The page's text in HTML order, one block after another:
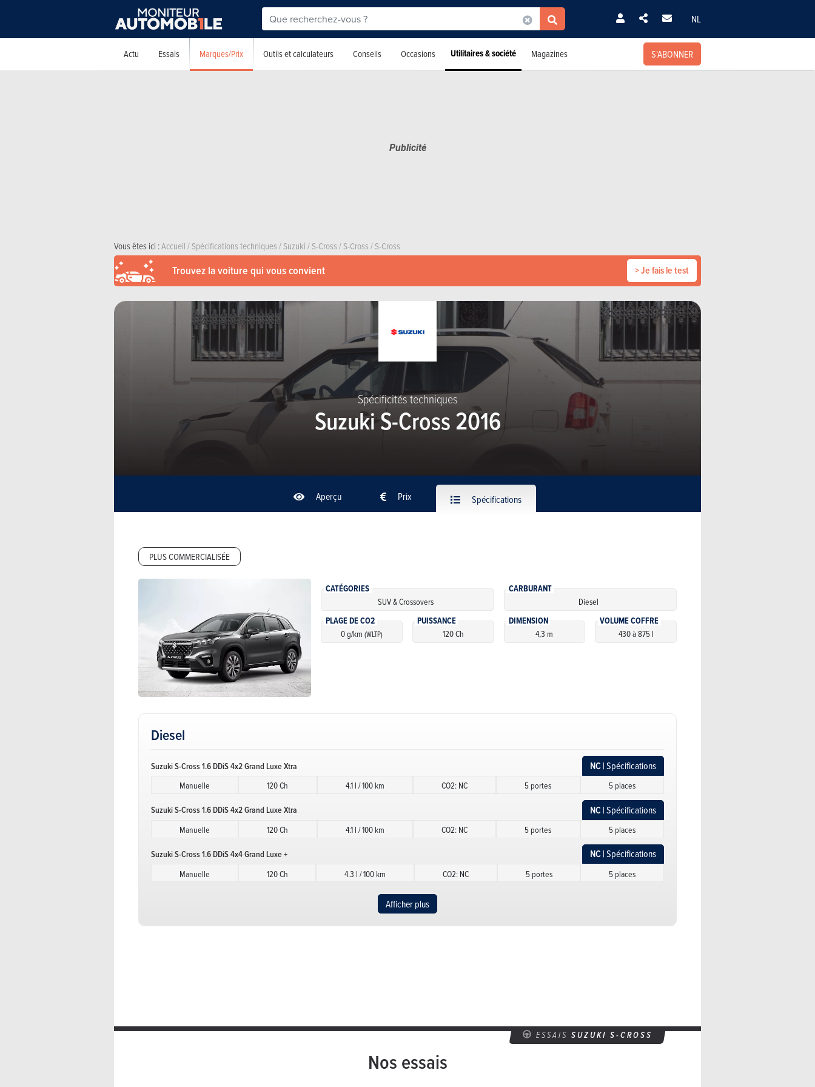
NL
Actu Essais Marques/Prix Outils et calculateurs Conseils Occasions Utilitaires & société Magazines S'ABONNER
Vous êtes ici :Accueil/Spécifications techniques/Suzuki/S-Cross/S-Cross/S-Cross
Trouvez la voiture qui vous convient > Je fais le test
Spécificités techniques
Suzuki S-Cross 2016
Aperçu Prix Spécifications
PLUS COMMERCIALISÉE
CATÉGORIES
SUV & Crossovers
CARBURANT
Diesel
PLAGE DE CO2
0 g/km(WLTP)
PUISSANCE
120 Ch
DIMENSION
4,3 m
VOLUME COFFRE
430 à 875 l
Diesel
Suzuki S-Cross 1.6 DDiS 4x2 Grand Luxe Xtra NC| Spécifications
Manuelle 120 Ch 4.1 l / 100 km CO2: NC 5 portes 5 places
Suzuki S-Cross 1.6 DDiS 4x2 Grand Luxe Xtra NC| Spécifications
Manuelle 120 Ch 4.1 l / 100 km CO2: NC 5 portes 5 places
Suzuki S-Cross 1.6 DDiS 4x4 Grand Luxe + NC| Spécifications
Manuelle 120 Ch 4.3 l / 100 km CO2: NC 5 portes 5 places
Suzuki S-Cross 1.6 DDiS 4x4 Grand Luxe Xtra NC| Spécifications
Afficher plus
ESSAIS SUZUKI S-CROSS
Nos essais